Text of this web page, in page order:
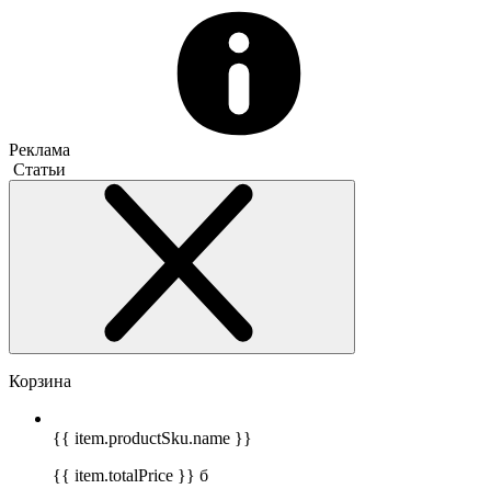
Реклама
Статьи
Корзина
{{ item.productSku.name }}
{{ item.totalPrice }} б